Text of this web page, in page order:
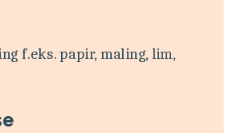
f.eks. papir, maling, lim,